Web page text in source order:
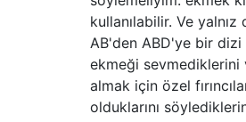
kullanılabilir. Ve
AB'den ABD'ye bir
ekmeği sevmediklerini
almak için özel
olduklarını